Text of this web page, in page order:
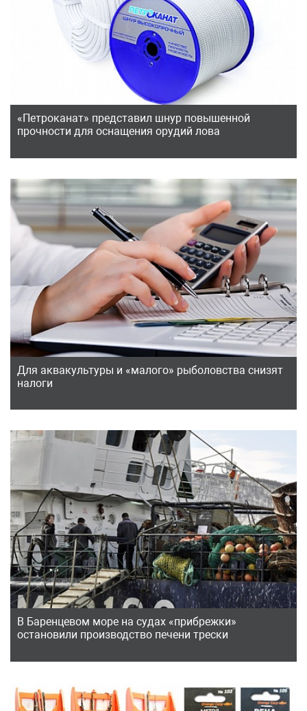
«Петроканат» представил шнур повышенной
прочности для оснащения орудий лова
Для аквакультуры и «малого» рыболовства снизят
налоги
В Баренцевом море на судах «прибрежки»
остановили производство печени трески